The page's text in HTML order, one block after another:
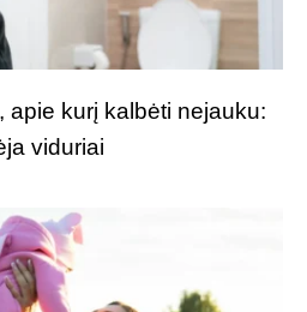
apie kurį kalbėti nejauku:
viduriai